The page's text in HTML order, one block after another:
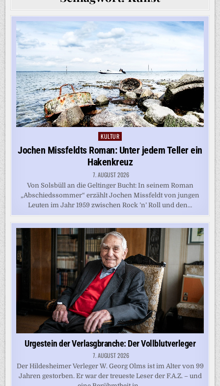
Posted
KULTUR
Jochen Missfeldts Roman: Unter jedem Teller ein
Hakenkreuz
7. AUGUST 2026
Von Solsbüll an die Geltinger Bucht: In seinem Roman
„Abschiedssommer“ erzählt Jochen Missfeldt von jungen
Leuten im Jahr 1959 zwischen Rock ’n’ Roll und den…
Urgestein der Verlasgbranche: Der Vollblutverleger
7. AUGUST 2026
Der Hildesheimer Verleger W. Georg Olms ist im Alter von 99
Jahren gestorben. Er war der treueste Leser der F.A.Z. – und